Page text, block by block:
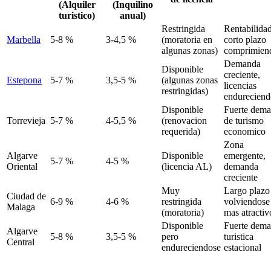
(Alquiler
turistico)
(Inquilino
anual)
Marbella 5-8 % 3-4,5 %
Restringida
(moratoria en
algunas zonas)
corto plazo
Estepona 5-7 % 3,5-5 %
Disponible
(algunas zonas
restringidas)
Demanda
creciente,
licencias
Torrevieja 5-7 % 4-5,5 %
Disponible
(renovacion
requerida)
Fuerte
de turismo
economico
Algarve
Oriental
5-7 % 4-5 %
Disponible
(licencia AL)
Zona
emergente,
demanda
creciente
Ciudad de
Malaga
6-9 % 4-6 %
Muy
restringida
(moratoria)
Largo plazo
volviendose
mas
Algarve
Central
5-8 % 3,5-5 %
Disponible
pero
endureciendose
Fuerte
turistica
estacional